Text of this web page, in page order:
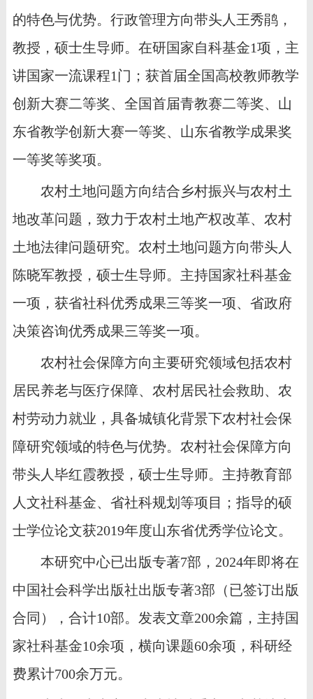
的特色与优势。行政管理方向带头人王秀鹃，
教授，硕士生导师。在研国家自科基金1项，主
讲国家一流课程1门；获首届全国高校教师教学
创新大赛二等奖、全国首届青教赛二等奖、山
东省教学创新大赛一等奖、山东省教学成果奖
一等奖等奖项。
农村土地问题方向结合乡村振兴与农村土
地改革问题，致力于农村土地产权改革、农村
土地法律问题研究。农村土地问题方向带头人
陈晓军教授，硕士生导师。主持国家社科基金
一项，获省社科优秀成果三等奖一项、省政府
决策咨询优秀成果三等奖一项。
农村社会保障方向主要研究领域包括农村
居民养老与医疗保障、农村居民社会救助、农
村劳动力就业，具备城镇化背景下农村社会保
障研究领域的特色与优势。农村社会保障方向
带头人毕红霞教授，硕士生导师。主持教育部
人文社科基金、省社科规划等项目；指导的硕
士学位论文获2019年度山东省优秀学位论文。
本研究中心已出版专著7部，2024年即将在
中国社会科学出版社出版专著3部（已签订出版
合同），合计10部。发表文章200余篇，主持国
家社科基金10余项，横向课题60余项，科研经
费累计700余万元。